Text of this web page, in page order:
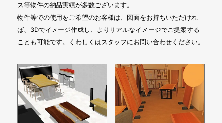
ス等物件の納品実績が多数ございます。
物件等での使用をご希望のお客様は、図面をお持ちいただけれ
ば、3Dでイメージ作成し、よりリアルなイメージでご提案する
ことも可能です。くわしくはスタッフにお問い合わせください。